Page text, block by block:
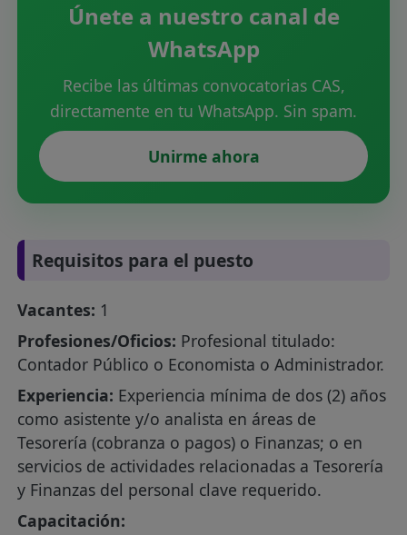
Únete a nuestro canal de
WhatsApp
Recibe las últimas convocatorias CAS,
directamente en tu WhatsApp. Sin spam.
Unirme ahora
Requisitos para el puesto
Vacantes: 1
Profesiones/Oficios: Profesional titulado:
Contador Público o Economista o Administrador.
Experiencia: Experiencia mínima de dos (2) años
como asistente y/o analista en áreas de
Tesorería (cobranza o pagos) o Finanzas; o en
servicios de actividades relacionadas a Tesorería
y Finanzas del personal clave requerido.
Capacitación: